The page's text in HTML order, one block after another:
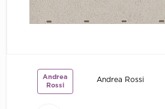
Andrea
Rossi
Andrea Rossi